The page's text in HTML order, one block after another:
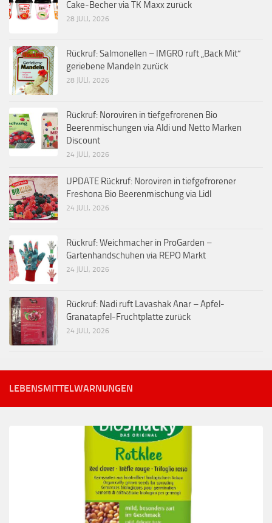
Cake-Becher via TK Maxx zurück
28 JULI, 2026
Rückruf: Salmonellen – IMGRO ruft „Back Mit“
geriebene Mandeln zurück
28 JULI, 2026
Rückruf: Noroviren in tiefgefrorenen Bio
Beerenmischungen via Aldi und Netto Marken
Discount
24 JULI, 2026
UPDATE Rückruf: Noroviren in tiefgefrorener
Freshona Bio Beerenmischung via Lidl
24 JULI, 2026
Rückruf: Weichmacher in ProGarden –
Gartenhandschuhen via REPO Markt
24 JULI, 2026
Rückruf: Nadi ruft Lavashak Anar – Apfel-
Granatapfel-Fruchtplatte zurück
24 JULI, 2026
LEBENSMITTELWARNUNGEN